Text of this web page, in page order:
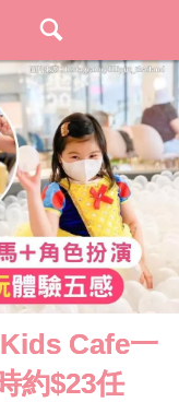
Cafe一
約$23任